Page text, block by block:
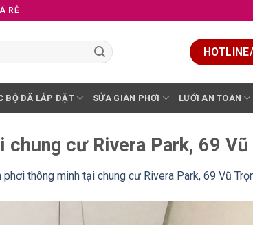
RẺ
BỘ ĐÃ LẮP ĐẶT SỬA GIÀN PHƠI LƯỚI AN TOÀN
cư Rivera Park, 69
phơi thông minh tại chung cư Rivera Park, 69 Vũ